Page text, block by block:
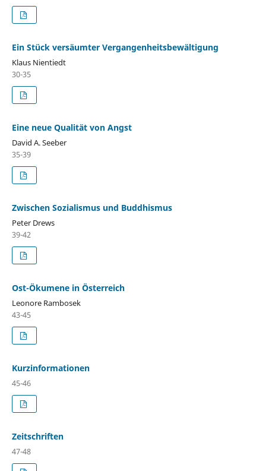
Ein Stück versäumter Vergangenheitsbewältigung
Klaus Nientiedt
30-35
Eine neue Qualität von Angst
David A. Seeber
35-39
Zwischen Sozialismus und Buddhismus
Peter Drews
39-42
Ost-Ökumene in Österreich
Leonore Rambosek
43-45
Kurzinformationen
45-46
Zeitschriften
47-48